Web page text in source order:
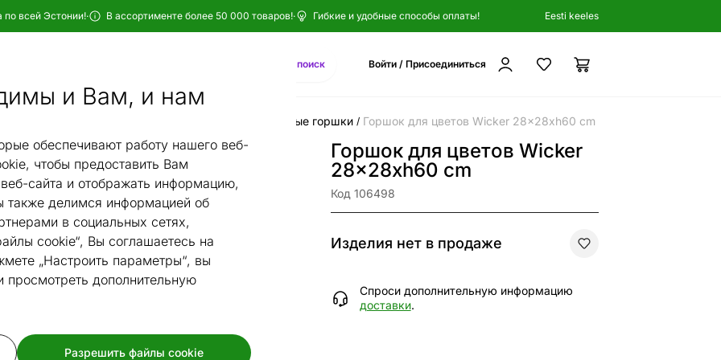
и Вам, и нам
обеспечивают работу нашего веб-
чтобы предоставить Вам
сайта и отображать информацию,
делимся информацией об
в социальных сетях,
cookie“, Вы соглашаетесь на
„Настроить параметры“, вы
дополнительную
Разрешить файлы cookie
по всей Эстонии!· В ассортименте более 50 000 товаров!· Гибкие и удобные способы оплаты! Eesti keeles
AI-поиск Войти / Присоединиться
Цветочные горшки / Горшок для цветов Wicker 28x28xh60 cm
Горшок для цветов Wicker
28x28xh60 cm
Код 106498
Изделия нет в продаже
Спроси дополнительную информацию
доставки.